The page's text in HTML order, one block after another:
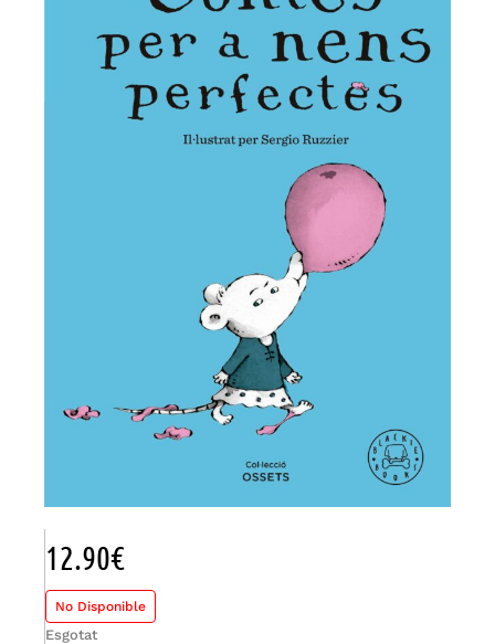
12.90€
No Disponible
Esgotat